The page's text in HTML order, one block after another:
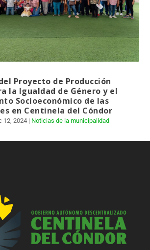
Proyecto de Producción
la Igualdad de Género y el
Socioeconómico de las
en Centinela del Cóndor
12, 2024 | Noticias de la municipalidad